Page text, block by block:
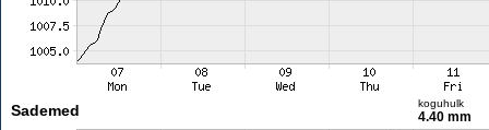
Sademed koguhulk
4.40 mm